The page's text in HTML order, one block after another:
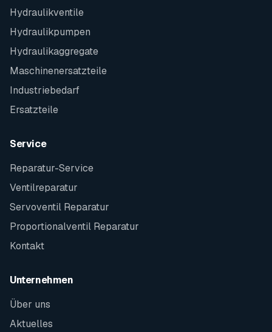
Hydraulikventile
Hydraulikpumpen
Hydraulikaggregate
Maschinenersatzteile
Industriebedarf
Ersatzteile
Service
Reparatur-Service
Ventilreparatur
Servoventil Reparatur
Proportionalventil Reparatur
Kontakt
Unternehmen
Über uns
Aktuelles